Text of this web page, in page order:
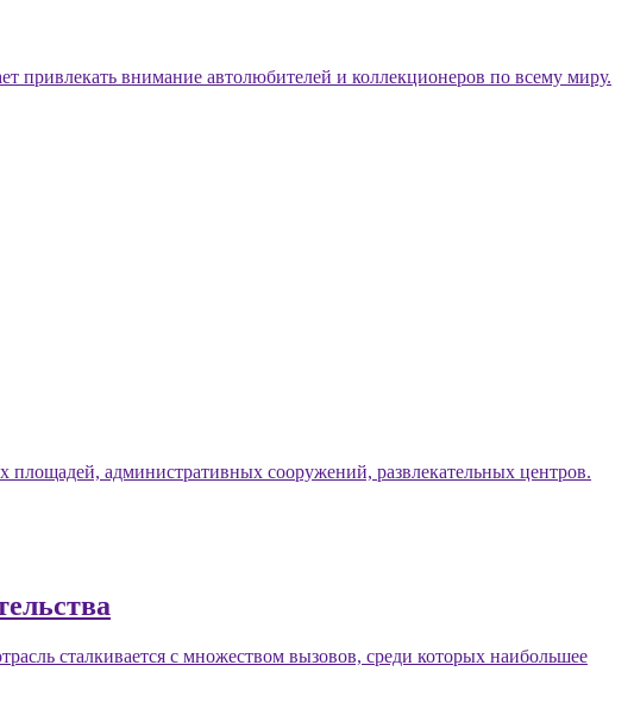
привлекать внимание автолюбителей и коллекционеров по всему миру.
площадей, административных сооружений, развлекательных центров.
сталкивается с множеством вызовов, среди которых наибольшее